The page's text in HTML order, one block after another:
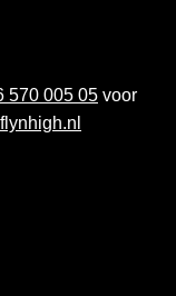
570 005 05 voor